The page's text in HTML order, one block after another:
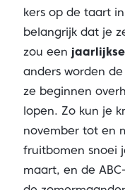
kers op de taart
belangrijk dat je
zou een
anders worden
ze beginnen
lopen. Zo kun je
november tot en
fruitbomen snoei
maart, en de